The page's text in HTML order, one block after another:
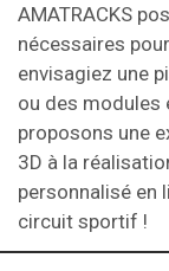
AMATRACKS
nécessaires
envisagiez une
ou des modules
proposons une
3D à la
personnalisé en
circuit sportif !